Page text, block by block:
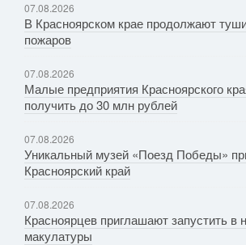
07.08.2026
В Красноярском крае продолжают
пожаров
07.08.2026
Малые предприятия Красноярского
получить до 30 млн рублей
07.08.2026
Уникальный музей «Поезд Победы»
Красноярский край
07.08.2026
Красноярцев приглашают запустить в
макулатуры